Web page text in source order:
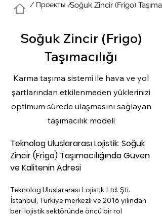
/ Проекты /Soğuk Zincir (Frigo)
Soğuk Zincir (Frigo)
Taşımacılığı
Karma taşıma sistemi ile hava ve yol
şartlarından etkilenmeden yüklerinizi
optimum sürede ulaşmasını sağlayan
taşımacılık modeli
Teknolog Uluslararası Lojistik: Soğuk
Zincir (Frigo) Taşımacılığında Güven
ve Kalitenin Adresi
Teknolog Uluslararası Lojistik Ltd. Şti.
İstanbul, Türkiye merkezli ve 2016 yılından
beri lojistik sektöründe öncü bir rol